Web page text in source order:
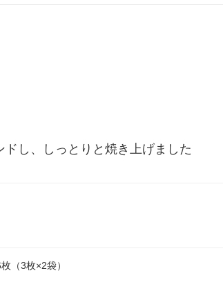
し、しっとりと焼き上げました
（3枚×2袋）